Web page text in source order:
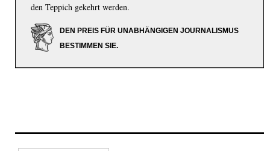
den Teppich gekehrt werden.
DEN PREIS FÜR UNABHÄNGIGEN JOURNALISMUS
BESTIMMEN SIE.